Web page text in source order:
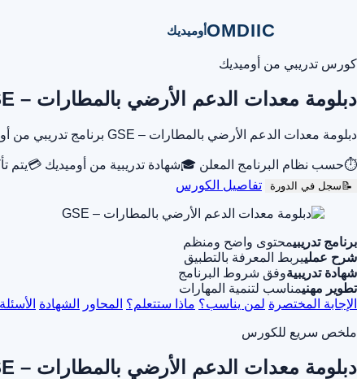
OMDIICأوميديك
كورس تدريبي من أوميديك
دبلومة معدات الدعم الأرضي بالمطارات – GSE
دبلومة معدات الدعم الأرضي بالمطارات – GSE برنامج تدريبي من أوميديك يساعدك على تطوير مهاراتك المهنية وفهم الموضوع بشكل عملي من خلال محتوى تدريبي منظم.
⏱حسب نظام البرنامج المعلن 🎓شهادة تدريبية من أوميديك 💳يتم
📝 سجل في الدورة تفاصيل الكورس
برنامج تدريبيمحتوى واضح ومنظم
شرح عملييربط المعرفة بالتطبيق
شهادة تدريبيةوفق شروط البرنامج
تطوير مهنيمناسب لتنمية المهارات
الإجابة المختصرة لمن يناسب؟ ماذا ستتعلم؟ المحاور الشهادة الأسئلة
ملخص سريع للكورس
دبلومة معدات الدعم الأرضي بالمطارات – GSE